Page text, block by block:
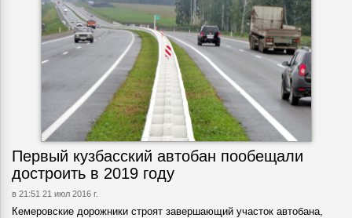
Первый кузбасский автобан пообещали
достроить в 2019 году
в 21:51 21 июл 2016 г.
Кемеровские дорожники строят завершающий участок автобана,